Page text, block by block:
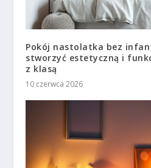
Pokój nastolatka bez
stworzyć estetyczną i
z klasą
10 czerwca 2026